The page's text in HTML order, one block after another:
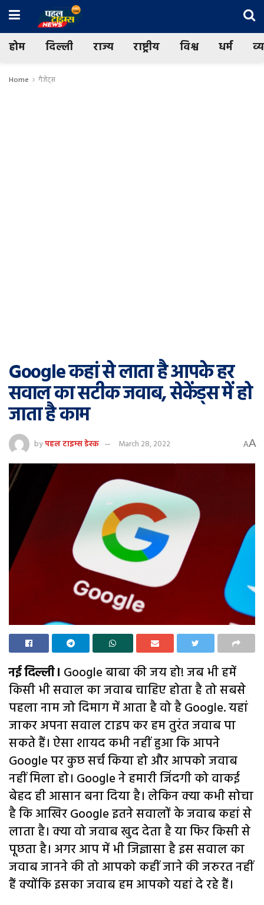
होम दिल्ली राज्य राष्ट्रीय विश्व धर्म
Home गैजेट्स
Google कहां से लाता है आपके हर
सवाल का सटीक जवाब, सेकेंड्स में हो
जाता है काम
byपहल टाइम्स डेस्क March 28, 2022 AA
नई दिल्ली। Google बाबा की जय हो! जब भी हमें
किसी भी सवाल का जवाब चाहिए होता है तो सबसे
पहला नाम जो दिमाग में आता है वो है Google. यहां
जाकर अपना सवाल टाइप कर हम तुरंत जवाब पा
सकते हैं। ऐसा शायद कभी नहीं हुआ कि आपने
Google पर कुछ सर्च किया हो और आपको जवाब
नहीं मिला हो। Google ने हमारी जिंदगी को वाकई
बेहद ही आसान बना दिया है। लेकिन क्या कभी सोचा
है कि आखिर Google इतने सवालों के जवाब कहां से
लाता है। क्या वो जवाब खुद देता है या फिर किसी से
पूछता है। अगर आप में भी जिज्ञासा है इस सवाल का
जवाब जानने की तो आपको कहीं जाने की जरुरत नहीं
हैं क्योंकि इसका जवाब हम आपको यहां दे रहे हैं।